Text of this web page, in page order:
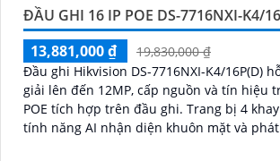
ĐẦU GHI 16 IP POE DS-7716NXI-K4/
13,881,000 ₫
19,830,000 ₫
Đầu ghi Hikvision DS-7716NXI-K4/16P(D)
giải lên đến 12MP, cấp nguồn và tín hiệu
POE tích hợp trên đầu ghi. Trang bị 4 khay ổ cứng tối đa 10TB/ổ cùng
tính năng AI nhận diện khuôn mặt và